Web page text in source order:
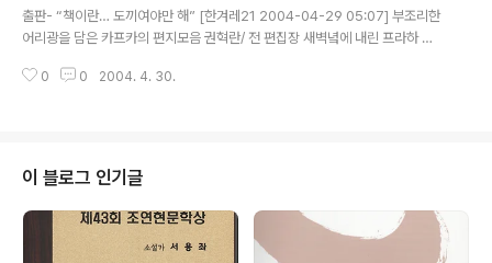
이해에 기대어 또 다른 이해로 나아갈 수 있는 데 비해 카프카의 글은 보편적인
것들에서 누락되어 있는 것, 그 사이에 위태롭게 끼어 있는 것, 그리고 그것들을
출판- “책이란… 도끼여야만 해” [한겨레21 2004-04-29 05:07] 부조리한
어리광을 담은 카프카의 편지모음 권혁란/ 전 편집장 새벽녘에 내린 프라하 중
시에 비마저 내려 ‘프라하의 봄’으로 유명한 바츨라프 광장이 젖고 있었다. 밑천
발견한 난 무심코 버스에 올랐다. 가이드의 독어와 영어는 ‘전혀’ 알아들을 수 없
었는데, 이윽고 버스는 나를 카프카의 생가 앞에 내려놓았다. ‘불안과 고독, 소..
0 0 2004. 4. 30.
이 블로그 인기글